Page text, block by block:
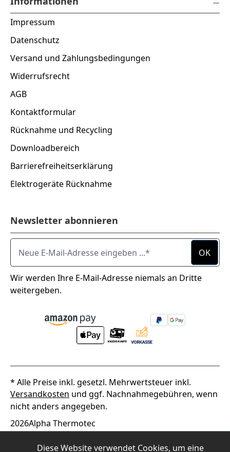
Impressum
Datenschutz
Versand und Zahlungsbedingungen
Widerrufsrecht
AGB
Kontaktformular
Rücknahme und Recycling
Downloadbereich
Barrierefreiheitserklärung
Elektrogeräte Rücknahme
Newsletter abonnieren
Neue E-Mail-Adresse eingeben ...
OK
Wir werden Ihre E-Mail-Adresse niemals an Dritte
weitergeben.
* Alle Preise inkl. gesetzl. Mehrwertsteuer inkl.
Versandkosten und ggf. Nachnahmegebühren, wenn
nicht anders angegeben.
2026Alpha Thermotec
Diese Website verwendet Cookies, um eine